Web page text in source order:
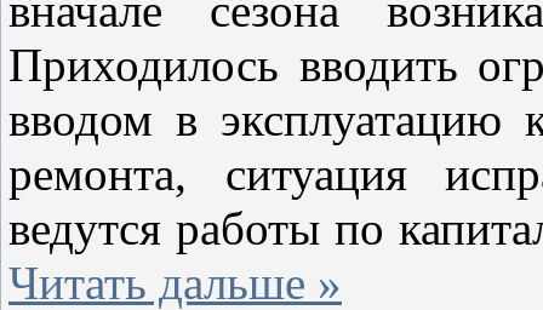
Приходилось вводить
вводом в эксплуатацию
ремонта, ситуация
ведутся работы по
Читать дальше »